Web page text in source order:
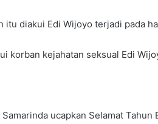
itu diakui Edi Wijoyo terjadi pada
korban kejahatan seksual Edi
ucapkan Selamat Tahun